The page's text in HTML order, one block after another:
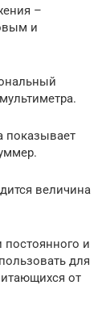
–
и
показывает
величина
постоянного и
для
от